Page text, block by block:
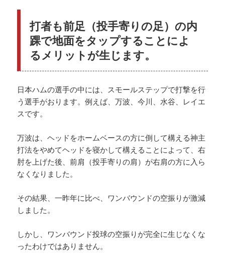
打者も前足（投手寄りの足）の内
踝で地面をタップすることによ
るメリットが生じます。
日本ハムの選手の中には、スモールステップで打撃を行
う選手がおります。例えば、万波、今川、水谷、レイエ
スです。
万波は、ヘッドをホームベースの方に倒して構える神主
打法をやめてヘッドを寝かして構えることによって、右
肘を上げた後、前肩（投手寄りの肩）が右肩の方に入ら
なくなりました。
その結果、一昨年に比べ、ワンバウンドの空振りが激減
しました。
しかし、ワンバウンド投球の空振りが完全に生じなくな
ったわけではありません。